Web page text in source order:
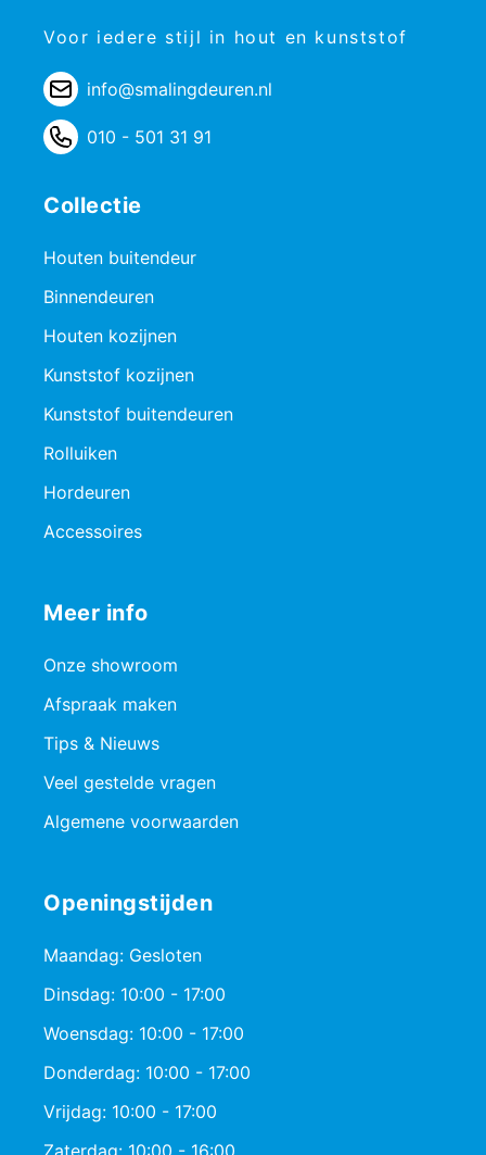
Voor iedere stijl in hout en kunststof
info@smalingdeuren.nl
010 - 501 31 91
Collectie
Houten buitendeur
Binnendeuren
Houten kozijnen
Kunststof kozijnen
Kunststof buitendeuren
Rolluiken
Hordeuren
Accessoires
Meer info
Onze showroom
Afspraak maken
Tips & Nieuws
Veel gestelde vragen
Algemene voorwaarden
Openingstijden
Maandag: Gesloten
Dinsdag: 10:00 - 17:00
Woensdag: 10:00 - 17:00
Donderdag: 10:00 - 17:00
Vrijdag: 10:00 - 17:00